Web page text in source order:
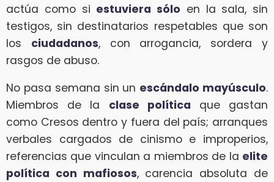
actúa como si estuviera sólo en la sala, sin
testigos, sin destinatarios respetables que son
los ciudadanos, con arrogancia, sordera y
rasgos de abuso.
No pasa semana sin un escándalo mayúsculo.
Miembros de la clase política que gastan
como Cresos dentro y fuera del país; arranques
verbales cargados de cinismo e improperios,
referencias que vinculan a miembros de la elite
política con mafiosos, carencia absoluta de